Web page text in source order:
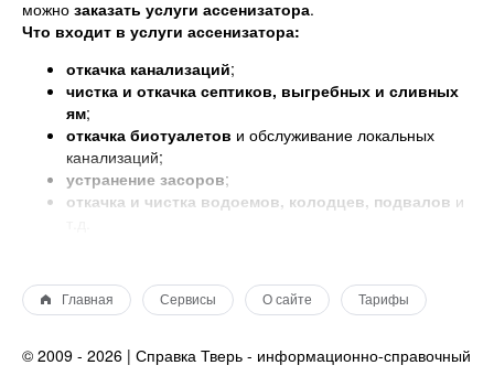
можно заказать услуги ассенизатора.
Что входит в услуги ассенизатора:
откачка канализаций;
чистка и откачка септиков, выгребных и сливных
ям;
откачка биотуалетов и обслуживание локальных
канализаций;
устранение засоров;
откачка и чистка водоемов, колодцев, подвалов и
транспортировки и отгрузки ЖБО (жидкие бытовые отходы),
жидкостей технического предназначения, а также
химических веществ.
Ассенизация переводится с французского как оздоровление.
Главная Сервисы О сайте Тарифы
© 2009 - 2026 | Справка Тверь - информационно-справочный